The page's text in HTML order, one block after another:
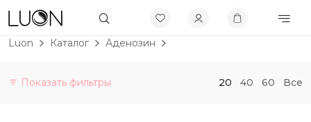
Luon Каталог Аденозин
Показать фильтры 20 40 60 Все